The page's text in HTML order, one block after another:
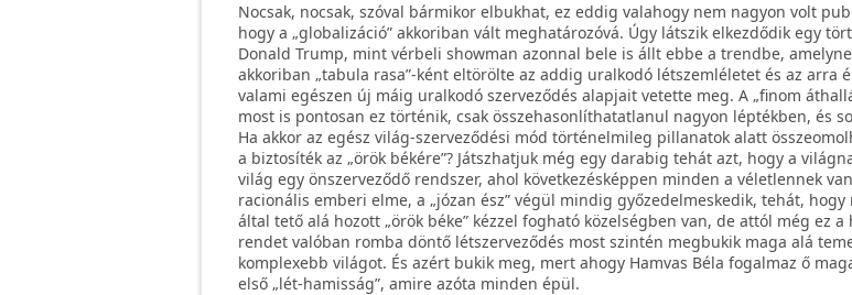
Nocsak, nocsak, szóval bármikor elbukhat, ez eddig valahogy nem nagyon volt
hogy a „globalizáció” akkoriban vált meghatározóvá. Úgy látszik elkezdődik egy
Donald Trump, mint vérbeli showman azonnal bele is állt ebbe a trendbe,
akkoriban „tabula rasa”-ként eltörölte az addig uralkodó létszemléletet és az arra
valami egészen új máig uralkodó szerveződés alapjait vetette meg. A „finom
most is pontosan ez történik, csak összehasonlíthatatlanul nagyon léptékben, és
Ha akkor az egész világ-szerveződési mód történelmileg pillanatok alatt
a biztosíték az „örök békére”? Játszhatjuk még egy darabig tehát azt, hogy a
világ egy önszerveződő rendszer, ahol következésképpen minden a véletlennek
racionális emberi elme, a „józan ész” végül mindig győzedelmeskedik, tehát,
által tető alá hozott „örök béke” kézzel fogható közelségben van, de attól még ez a
rendet valóban romba döntő létszerveződés most szintén megbukik maga alá
komplexebb világot. És azért bukik meg, mert ahogy Hamvas Béla fogalmaz ő
első „lét-hamisság”, amire azóta minden épül.